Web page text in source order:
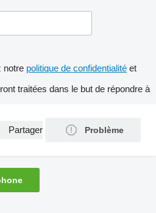
notre politique de confidentialité et
traitées dans le but de répondre à
Partager Problème